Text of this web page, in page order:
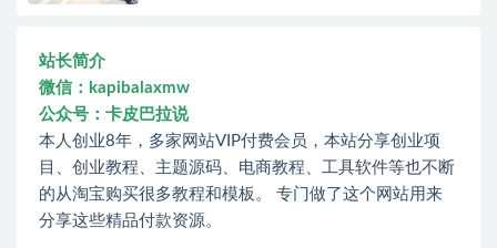
站长简介
微信：kapibalaxmw
公众号：卡皮巴拉说
本人创业8年，多家网站VIP付费会员，本站分享创业项
目、创业教程、主题源码、电商教程、工具软件等也不断
的从淘宝购买很多教程和模板。 专门做了这个网站用来
分享这些精品付款资源。